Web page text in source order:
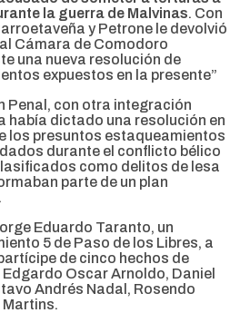
la guerra de Malvinas. Con
y Petrone le devolvió
Cámara de Comodoro
una nueva resolución de
expuestos en la presente”
Penal, con otra integración
había dictado una resolución en
los presuntos estaqueamientos
durante el conflicto bélico
como delitos de lesa
parte de un plan
Eduardo Taranto, un
5 de Paso de los Libres, a
de cinco hechos de
Oscar Arnoldo, Daniel
Andrés Nadal, Rosendo
Martins.